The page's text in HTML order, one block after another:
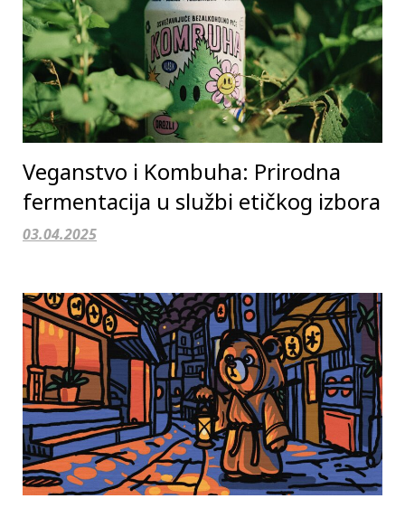
Veganstvo i Kombuha: Prirodna
fermentacija u službi etičkog izbora
03.04.2025